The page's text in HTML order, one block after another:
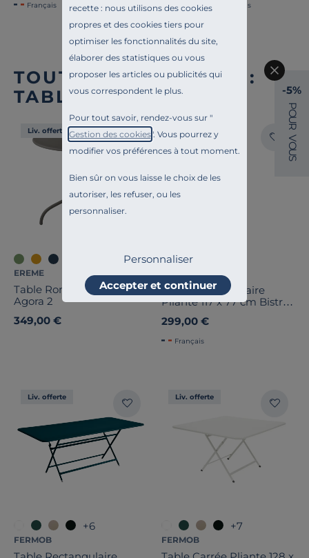
recette : nous utilisons des cookies
propres et des cookies tiers pour
optimiser les fonctionnalités du site,
élaborer des statistiques ou vous
proposer les articles ou publicités qui
vous correspondent le plus.
Pour tout savoir, rendez-vous sur "
Gestion des cookies". Vous pourrez y
modifier vos préférences à tout moment.
Bien sûr on vous laisse le choix de les
autoriser, les refuser, ou les
personnaliser.
Personnaliser
Accepter et continuer
Français Français
TOUTE NOTRE OFFRE :
TABLES D'EXTÉRIEUR
Liv. offerte
EREME
Table Ronde Ø100 cm
Agora 2
349,00 €
Liv. offerte
FERMOB
Table Rectangulaire
Pliante 117 x 77 cm Bistro
299,00 €
Français
Liv. offerte
+6
FERMOB
Liv. offerte
+7
FERMOB
-5%
P
O
U
R
V
O
U
S